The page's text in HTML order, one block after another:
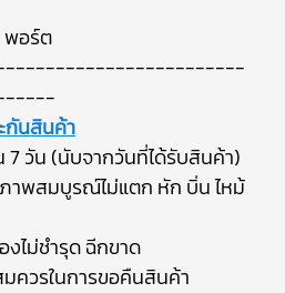
พอร์ต
กันสินค้า
7 วัน (นับจากวันที่ได้รับสินค้า)
าพสมบูรณ์ไม่แตก หัก บิ่น ไหม้
ไม่ชำรุด ฉีกขาด
ควรในการขอคืนสินค้า